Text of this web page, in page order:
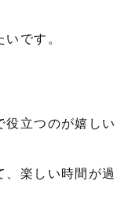
です。
役立つのが嬉しい
楽しい時間が過